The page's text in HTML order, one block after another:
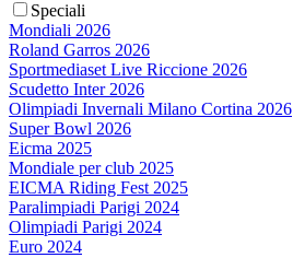
Speciali
Mondiali 2026
Roland Garros 2026
Sportmediaset Live Riccione 2026
Scudetto Inter 2026
Olimpiadi Invernali Milano Cortina 2026
Super Bowl 2026
Eicma 2025
Mondiale per club 2025
EICMA Riding Fest 2025
Paralimpiadi Parigi 2024
Olimpiadi Parigi 2024
Euro 2024